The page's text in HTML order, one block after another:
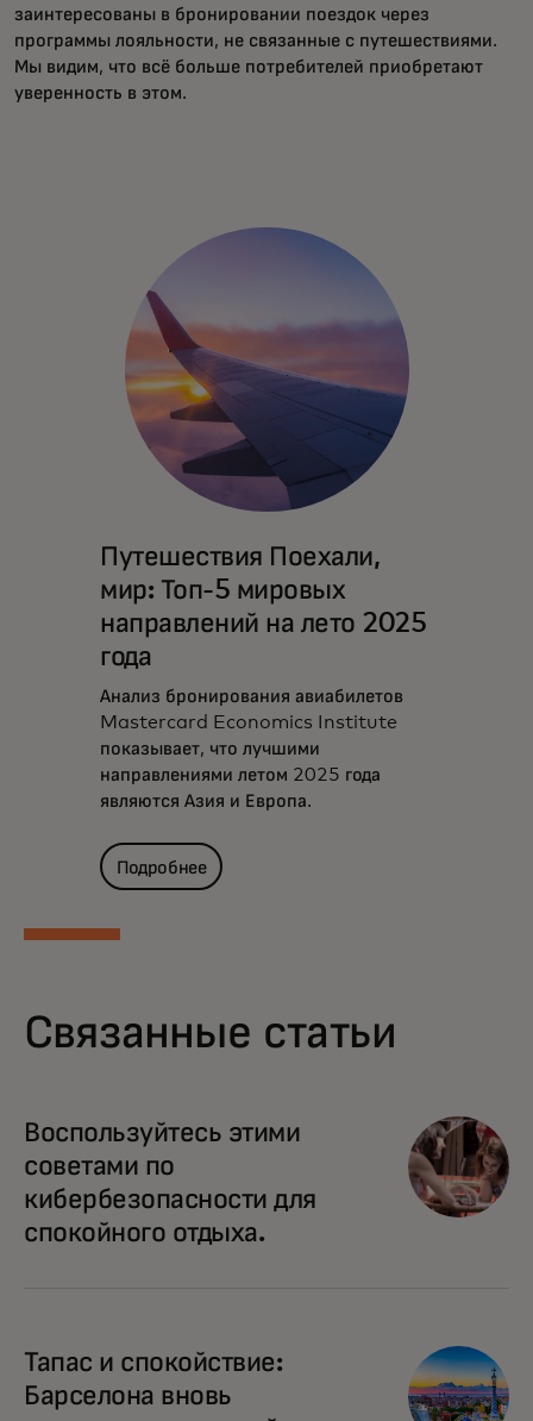
заинтересованы в бронировании поездок через
программы лояльности, не связанные с путешествиями.
Мы видим, что всё больше потребителей приобретают
уверенность в этом.
Путешествия Поехали,
мир: Топ-5 мировых
направлений на лето 2025
года
Анализ бронирования авиабилетов
Mastercard Economics Institute
показывает, что лучшими
направлениями летом 2025 года
являются Азия и Европа.
Подробнее
Связанные статьи
Воспользуйтесь этими
советами по
кибербезопасности для
спокойного отдыха.
Тапас и спокойствие:
Барселона вновь